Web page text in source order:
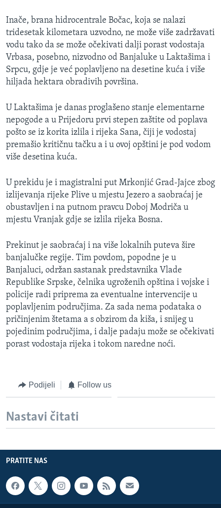
Inače, brana hidrocentrale Bočac, koja se nalazi
tridesetak kilometara uzvodno, ne može više zadržavati
vodu tako da se može očekivati dalji porast vodostaja
Vrbasa, posebno, nizvodno od Banjaluke u Laktašima i
Srpcu, gdje je već poplavljeno na desetine kuća i više
hiljada hektara obradivih površina.
U Laktašima je danas proglašeno stanje elementarne
nepogode a u Prijedoru prvi stepen zaštite od poplava
pošto se iz korita izlila i rijeka Sana, čiji je vodostaj
premašio kritičnu tačku a i u ovoj opštini je pod vodom
više desetina kuća.
U prekidu je i magistralni put Mrkonjić Grad-Jajce zbog
izlijevanja rijeke Plive u mjestu Jezero a saobraćaj je
obustavljen i na putnom pravcu Doboj Modriča u
mjestu Vranjak gdje se izlila rijeka Bosna.
Prekinut je saobraćaj i na više lokalnih puteva šire
banjalučke regije. Tim povdom, popodne je u
Banjaluci, održan sastanak predstavnika Vlade
Republike Srpske, čelnika ugroženih opština i vojske i
policije radi priprema za eventualne intervencije u
poplavljenim područjima. Za sada nema podataka o
pričinjenim štetama a s obzirom da kiša, i snijeg u
pojedinim područjima, i dalje padaju može se očekivati
porast vodostaja rijeka i tokom naredne noći.
Podijeli Follow us
Nastavi čitati
PRATITE NAS